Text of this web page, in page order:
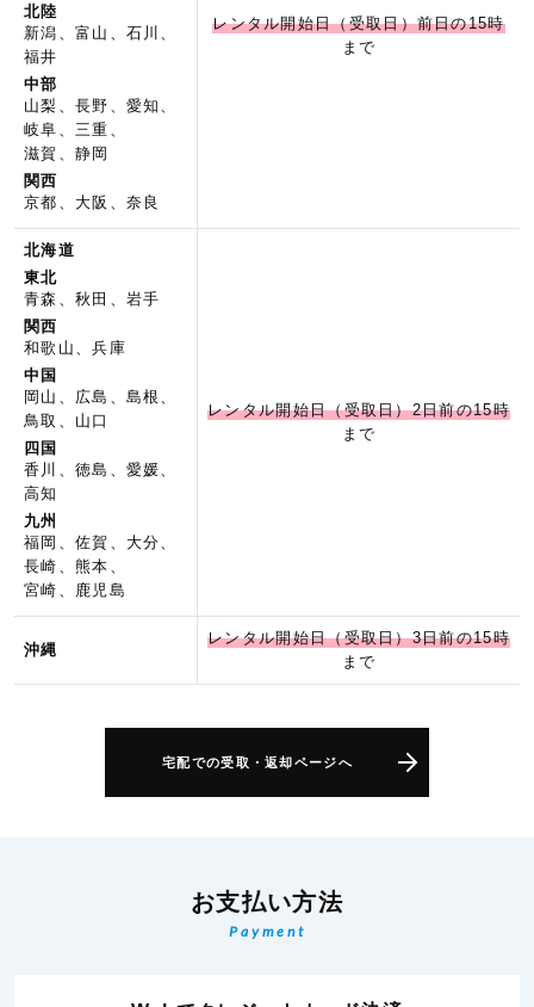
北陸
新潟、富山、石川、
福井
中部
山梨、長野、愛知、
岐阜、三重、
滋賀、静岡
関西
京都、大阪、奈良
レンタル開始日（受取日）前日の15時
まで
北海道
東北
青森、秋田、岩手
関西
和歌山、兵庫
中国
岡山、広島、島根、
鳥取、山口
四国
香川、徳島、愛媛、
高知
九州
福岡、佐賀、大分、
長崎、熊本、
宮崎、鹿児島
レンタル開始日（受取日）2日前の15時
まで
沖縄
レンタル開始日（受取日）3日前の15時
まで
宅配での受取・返却ページへ
お支払い方法
Payment